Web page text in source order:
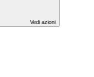
Vedi azioni